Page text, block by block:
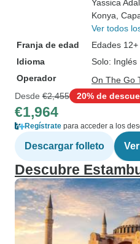
Yassica
Konya ,
Ver todos
Franja de edad
Edades 12+
Idioma
Solo: Inglés
Operador
On The Go
Desde €2,455 20% de
€1,964
Regístrate para acceder a los
Descargar folleto
Descubre